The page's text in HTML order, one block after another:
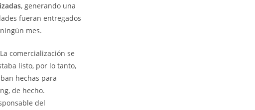
, generando una
fueran entregados
mes.
comercialización se
listo, por lo tanto,
hechas para
de hecho.
del